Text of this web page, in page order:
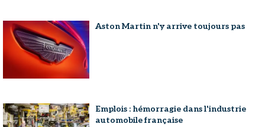
Aston Martin n'y arrive toujours pas
Emplois : hémorragie dans l'industrie
automobile française